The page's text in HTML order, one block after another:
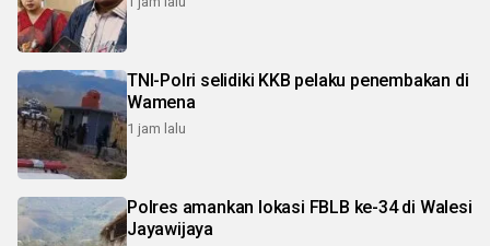
TNI-Polri selidiki KKB pelaku penembakan di
Wamena
1 jam lalu
Polres amankan lokasi FBLB ke-34 di Walesi
Jayawijaya